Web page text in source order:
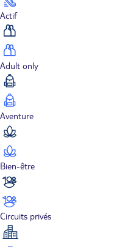
Actif
Adult only
Aventure
Bien-être
Circuits privés